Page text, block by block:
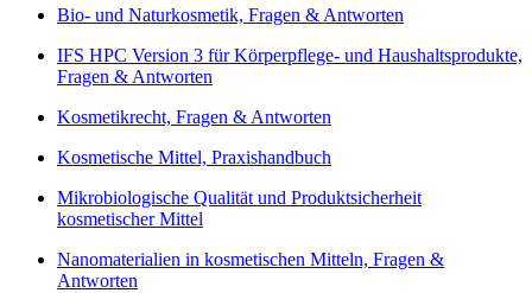
Bio- und Naturkosmetik, Fragen & Antworten
IFS HPC Version 3 für Körperpflege- und Haushaltsprodukte,
Fragen & Antworten
Kosmetikrecht, Fragen & Antworten
Kosmetische Mittel, Praxishandbuch
Mikrobiologische Qualität und Produktsicherheit
kosmetischer Mittel
Nanomaterialien in kosmetischen Mitteln, Fragen &
Antworten